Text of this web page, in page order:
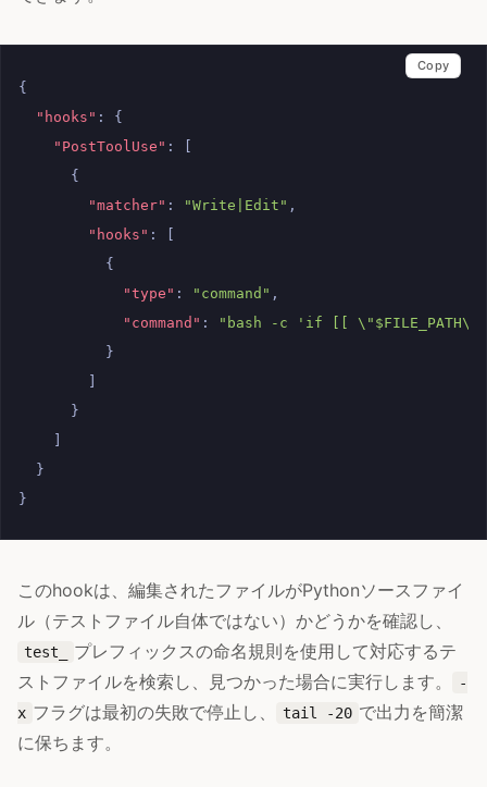
{
"hooks" :
{
"PostToolUse" :
{
"matcher" : "Write|Edit" ,
"hooks" :
{
"type" : "command" ,
"command" :
"bash -c 'if [[
}
}
}
}
Copy
このhookは、編集されたファイルがPythonソースファイ
ル（テストファイル自体ではない）かどうかを確認し、
test_
プレフィックスの命名規則を使用して対応するテ
ストファイルを検索し、見つかった場合に実行します。
-
x フラグは最初の失敗で停止し、 tail -20 で出力を簡潔
に保ちます。